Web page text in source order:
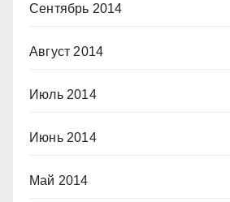
Сентябрь 2014
Август 2014
Июль 2014
Июнь 2014
Май 2014